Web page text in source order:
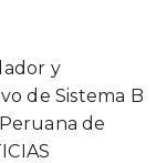
y
de Sistema B
de